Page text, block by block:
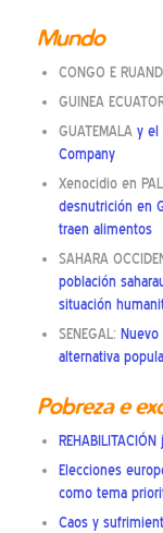
Mundo
CONGO E
GUINEA
GUATEMALA y el
Company
Xenocidio en
desnutrición en
traen alimentos
SAHARA
población
situación
SENEGAL:
alternativa
Pobreza e
Elecciones
como tema
Caos y